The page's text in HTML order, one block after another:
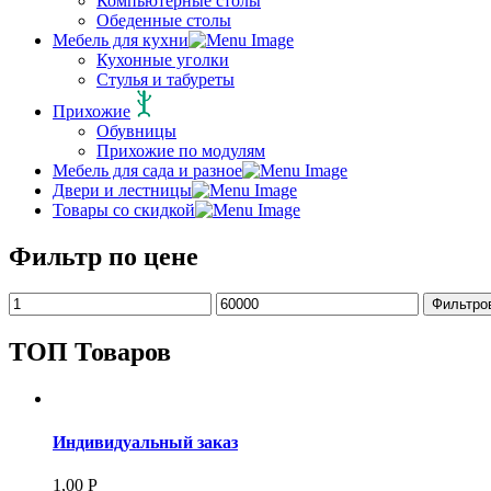
Обеденные столы
Мебель для кухни
Кухонные уголки
Стулья и табуреты
Прихожие
Обувницы
Прихожие по модулям
Мебель для сада и разное
Двери и лестницы
Товары со скидкой
Фильтр по цене
ТОП Товаров
Индивидуальный заказ
1,00 Р